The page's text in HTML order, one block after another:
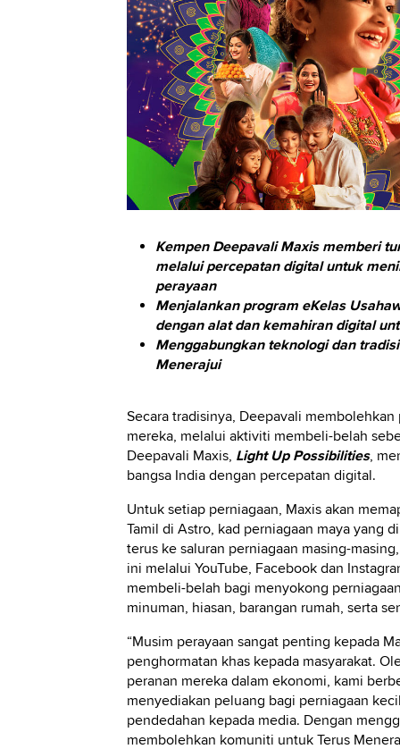
Kempen Deepavali Maxis memberi
melalui percepatan digital untuk
perayaan
Menjalankan program eKelas
dengan alat dan kemahiran digital
Menggabungkan teknologi dan
Menerajui
Secara tradisinya, Deepavali
mereka, melalui aktiviti membeli-belah
Deepavali Maxis, Light Up Possibilities,
bangsa India dengan percepatan digital.
Untuk setiap perniagaan, Maxis akan
Tamil di Astro, kad perniagaan maya yang
terus ke saluran perniagaan masing-
ini melalui YouTube, Facebook dan
membeli-belah bagi menyokong
minuman, hiasan, barangan rumah, serta
“Musim perayaan sangat penting kepada
penghormatan khas kepada masyarakat.
peranan mereka dalam ekonomi, kami
menyediakan peluang bagi perniagaan
pendedahan kepada media. Dengan
membolehkan komuniti untuk Terus